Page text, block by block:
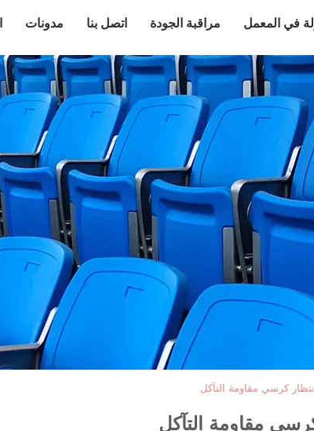
في المعمل مراقبة الجودة اتصل بنا مدونات